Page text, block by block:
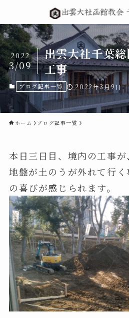
出雲大社千葉
工事
2022
3/09
ブログ記事一覧 2022年3月9日
ホーム ブログ記事一覧
本日三日目、境内の工事が
地盤が土のうが外れて行
の喜びが感じられます。